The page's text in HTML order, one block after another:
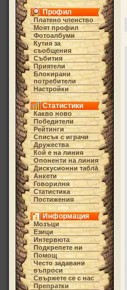
Профил
Платено членство
Моят профил
Фотоалбуми
Кутия за
съобщения
Събития
Приятели
Блокирани
потребители
Настройки
Статистики
Какво ново
Победители
Рейтинги
Списък с играчи
Дружества
Кой е на линия
Опоненти на линия
Дискусионни табла́
Анкети
Говорилня
Статистика
Постижения
Информация
Мозъци
Езици
Интервюта
Подкрепете ни
Помощ
Често задавани
въпроси
Свържете се с нас
Препратки